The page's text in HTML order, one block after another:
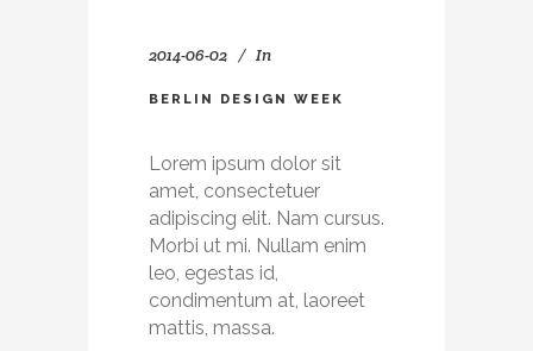
2014-06-02 In
BERLIN DESIGN WEEK
Lorem ipsum dolor sit
amet, consectetuer
adipiscing elit. Nam cursus.
Morbi ut mi. Nullam enim
leo, egestas id,
condimentum at, laoreet
mattis, massa.